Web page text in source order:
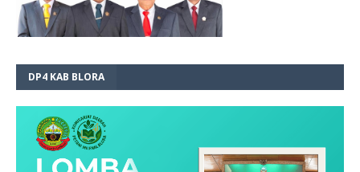
DP4 KAB BLORA